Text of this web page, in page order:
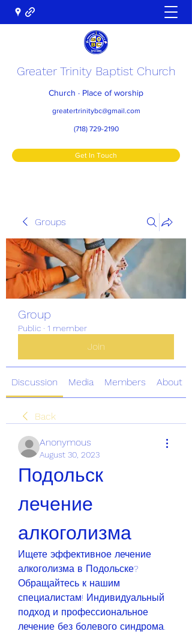
Greater Trinity Baptist Church
Church · Place of worship
greatertrinitybc@gmail.com
(718) 729-2190
Get In Touch
Groups
Group
Public · 1 member
Join
Discussion Media Members About
Back
Anonymous
August 30, 2023
Подольск
лечение
алкоголизма
Ищете эффективное лечение
алкоголизма в Подольске?
Обращайтесь к нашим
специалистам! Индивидуальный
подход и профессиональное
лечение без болевого синдрома.